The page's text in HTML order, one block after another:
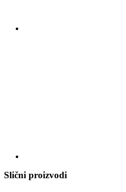
Slični proizvodi